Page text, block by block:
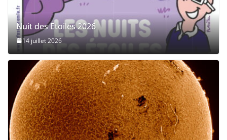
Nuit des Etoiles 2026
14 juillet 2026